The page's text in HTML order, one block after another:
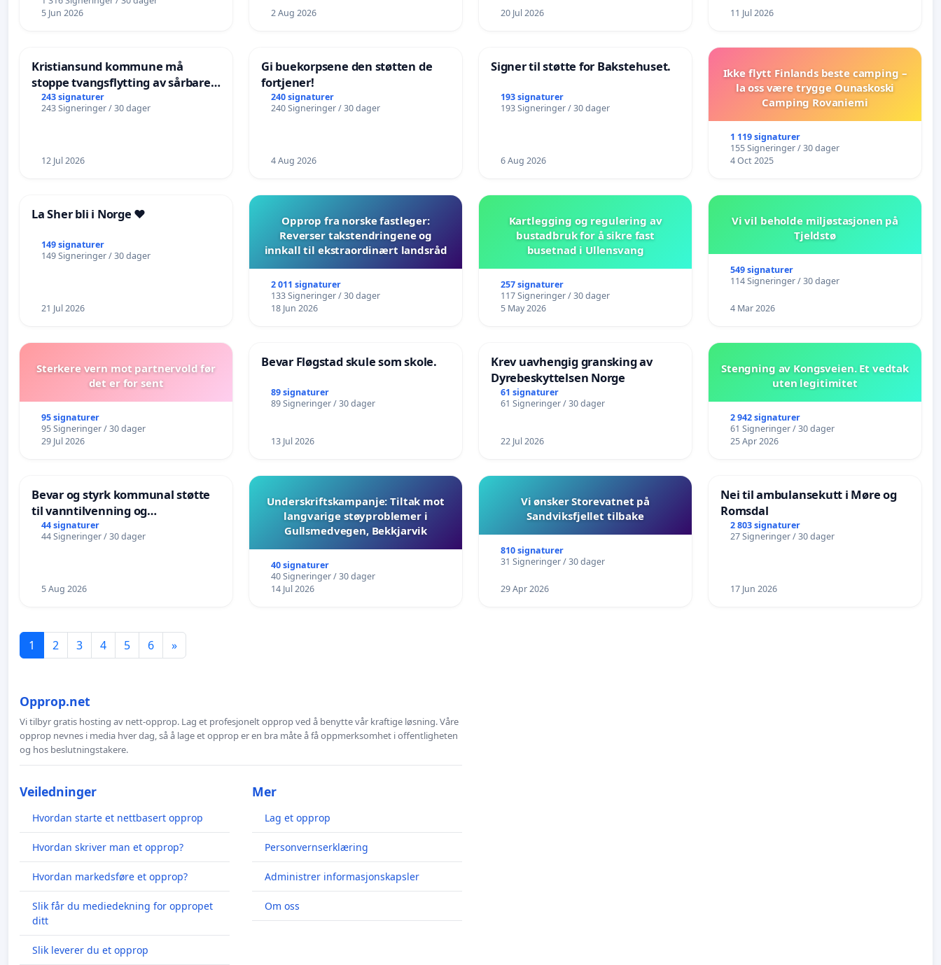
5 Jun 2026
2 Aug 2026
20 Jul 2026
11 Jul 2026
Kristiansund kommune må
stoppe tvangsflytting av sårbare
eldre
243 signaturer
243 Signeringer / 30 dager
12 Jul 2026
Gi buekorpsene den støtten de
fortjener!
240 signaturer
240 Signeringer / 30 dager
4 Aug 2026
Signer til støtte for Bakstehuset.
193 signaturer
193 Signeringer / 30 dager
6 Aug 2026
Ikke flytt Finlands beste camping –
la oss være trygge Ounaskoski
Camping Rovaniemi
1 119 signaturer
155 Signeringer / 30 dager
4 Oct 2025
La Sher bli i Norge ❤️
149 signaturer
149 Signeringer / 30 dager
21 Jul 2026
Opprop fra norske fastleger:
Reverser takstendringene og
innkall til ekstraordinært landsråd
2 011 signaturer
133 Signeringer / 30 dager
18 Jun 2026
Kartlegging og regulering av
bustadbruk for å sikre fast
busetnad i Ullensvang
257 signaturer
117 Signeringer / 30 dager
5 May 2026
Vi vil beholde miljøstasjonen på
Tjeldstø
549 signaturer
114 Signeringer / 30 dager
4 Mar 2026
Sterkere vern mot partnervold før
det er for sent
95 signaturer
95 Signeringer / 30 dager
29 Jul 2026
Bevar Fløgstad skule som skole.
89 signaturer
89 Signeringer / 30 dager
13 Jul 2026
Krev uavhengig gransking av
Dyrebeskyttelsen Norge
61 signaturer
61 Signeringer / 30 dager
22 Jul 2026
Stengning av Kongsveien. Et vedtak
uten legitimitet
2 942 signaturer
61 Signeringer / 30 dager
25 Apr 2026
Bevar og styrk kommunal støtte
til vanntilvenning og
svømmeopplæring i barnehagene
i Haugesund
44 signaturer
44 Signeringer / 30 dager
5 Aug 2026
Underskriftskampanje: Tiltak mot
langvarige støyproblemer i
Gullsmedvegen, Bekkjarvik
40 signaturer
40 Signeringer / 30 dager
14 Jul 2026
Vi ønsker Storevatnet på
Sandviksfjellet tilbake
810 signaturer
31 Signeringer / 30 dager
29 Apr 2026
Nei til ambulansekutt i Møre og
Romsdal
2 803 signaturer
27 Signeringer / 30 dager
17 Jun 2026
1 2 3 4 5 6 »
Opprop.net
Vi tilbyr gratis hosting av nett-opprop. Lag et profesjonelt opprop ved å benytte vår kraftige løsning. Våre
opprop nevnes i media hver dag, så å lage et opprop er en bra måte å få oppmerksomhet i offentligheten
og hos beslutningstakere.
Veiledninger
Hvordan starte et nettbasert opprop
Hvordan skriver man et opprop?
Hvordan markedsføre et opprop?
Slik får du mediedekning for oppropet
ditt
Slik leverer du et opprop
Mer
Lag et opprop
Personvernserklæring
Administrer informasjonskapsler
Om oss